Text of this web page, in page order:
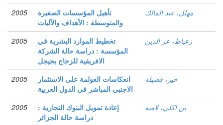
2005
تأهيل المؤسسات الصغيرة
والمتوسطة : الأهداف والآليات
مهلل، عبد المالك
2005
تخطيط الموارد البشرية في
المؤسسة : دراسة حالة الشركة
الافريقية للزجاج بجيجل
زعباط، عز الدين
2005
انعكاسات العولمة على الاستثمار
الاجنبي المباشر في الدول العربية
خير، فضيلة
2005
إعادة تمويل البنوك التجارية :
دراسة حالة الجزائر
بن اكلي، لامية